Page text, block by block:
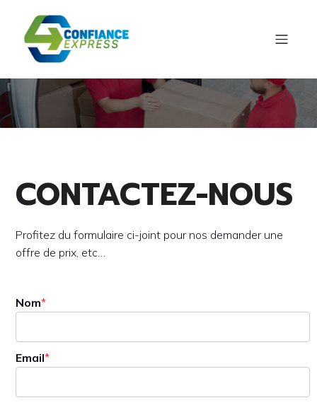
CONTACTEZ-NOUS
Profitez du formulaire ci-joint pour nos demander une
offre de prix, etc…
Nom*
Email*